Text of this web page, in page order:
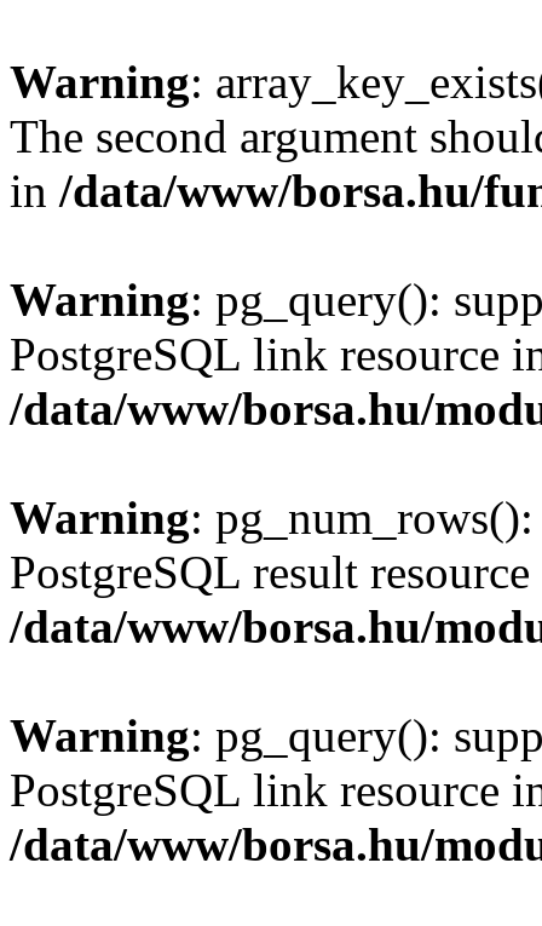
Warning:
The second argument
in /data/www/borsa.hu/
Warning: pg_query():
PostgreSQL link resource
/data/www/borsa.hu/
Warning:
PostgreSQL result
/data/www/borsa.hu/
Warning: pg_query():
PostgreSQL link resource
/data/www/borsa.hu/